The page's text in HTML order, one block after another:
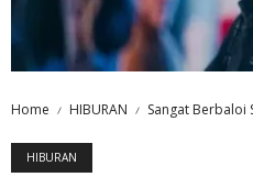
Home HIBURAN Sangat Berbaloi
HIBURAN